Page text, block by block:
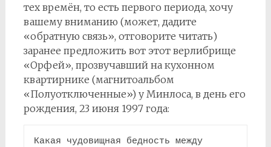
тех времён, то есть первого периода, хочу
вашему вниманию (может, дадите
«обратную связь», отговорите читать)
заранее предложить вот этот верлибрище
«Орфей», прозвучавший на кухонном
квартирнике (магнитоальбом
«Полуотключенные») у Минлоса, в день его
рождения, 23 июня 1997 года:
Какая чудовищная бедность между